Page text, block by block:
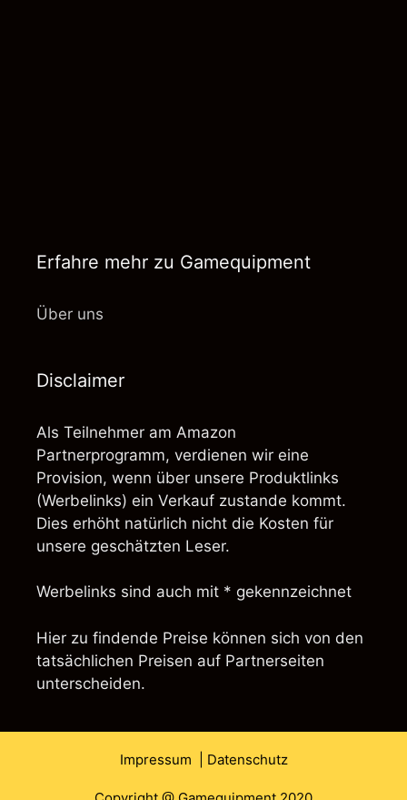
Erfahre mehr zu Gamequipment
Über uns
Disclaimer
Als Teilnehmer am Amazon
Partnerprogramm, verdienen wir eine
Provision, wenn über unsere Produktlinks
(Werbelinks) ein Verkauf zustande kommt.
Dies erhöht natürlich nicht die Kosten für
unsere geschätzten Leser.
Werbelinks sind auch mit * gekennzeichnet
Hier zu findende Preise können sich von den
tatsächlichen Preisen auf Partnerseiten
unterscheiden.
Impressum | Datenschutz